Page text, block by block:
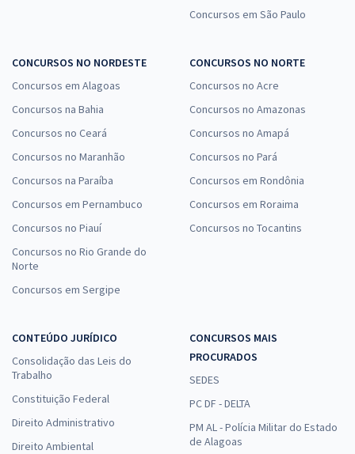
em Contabilidade
Economize R$ 97,96 (-20%)
de Assuntos Educacionais (Módulo Especial)
R$ 319,04
à vista
R$26,59
Economize R$ 79,76 (-20%)
R$39,32
Economize R$ 117,96 (-20%)
Concursos em São Paulo
CONCURSOS NO NORDESTE
Concursos em Alagoas
Concursos na Bahia
Concursos no Ceará
Concursos no Maranhão
Concursos na Paraíba
Concursos em Pernambuco
Concursos no Piauí
Concursos no Rio Grande do
Norte
Concursos em Sergipe
CONCURSOS NO NORTE
Concursos no Acre
Concursos no Amazonas
Concursos no Amapá
Concursos no Pará
Concursos em Rondônia
Concursos em Roraima
Concursos no Tocantins
CONTEÚDO JURÍDICO
Consolidação das Leis do
Trabalho
Constituição Federal
Direito Administrativo
Direito Ambiental
CONCURSOS MAIS
PROCURADOS
SEDES
PC DF - DELTA
PM AL - Polícia Militar do Estado
de Alagoas